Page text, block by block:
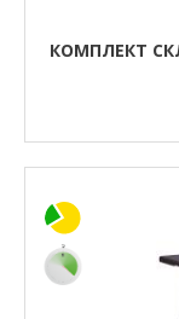
КОМПЛЕКТ